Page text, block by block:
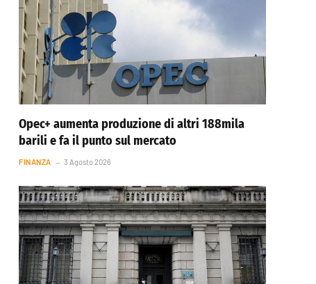
Opec+ aumenta produzione di altri 188mila
barili e fa il punto sul mercato
FINANZA 3 Agosto 2026